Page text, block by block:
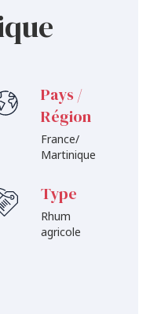
Pays /
Région
France/
Martinique
Type
Rhum
agricole